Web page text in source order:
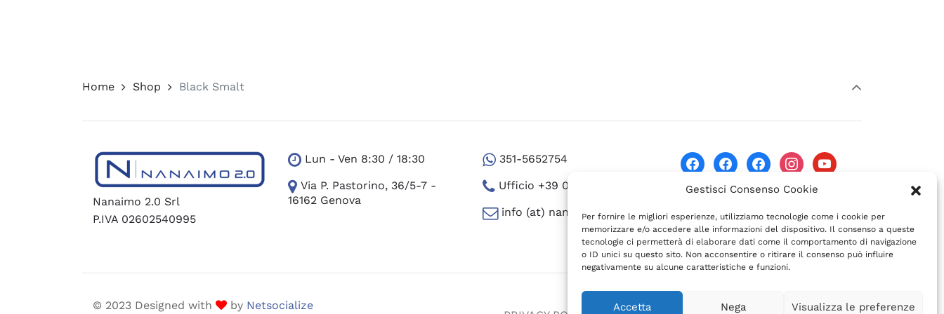
Gestisci Consenso Cookie
Per fornire le migliori esperienze, utilizziamo tecnologie come i cookie per
memorizzare e/o accedere alle informazioni del dispositivo. Il consenso a queste
tecnologie ci permetterà di elaborare dati come il comportamento di navigazione
o ID unici su questo sito. Non acconsentire o ritirare il consenso può influire
negativamente su alcune caratteristiche e funzioni.
Accetta Nega Visualizza le preferenze
Home Shop Black Smalt
Nanaimo 2.0 Srl
P.IVA 02602540995
Lun - Ven 8:30 / 18:30
Via P. Pastorino, 36/5-7 -
16162 Genova
351-5652754
Ufficio +39 010 300.24.07
info (at) nanaimo.it
facebookfacebookfacebookinstagram
youtube
© 2023 Designed with by Netsocialize